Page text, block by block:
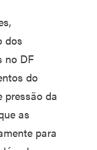
dos
no DF
do
pressão da
as
para